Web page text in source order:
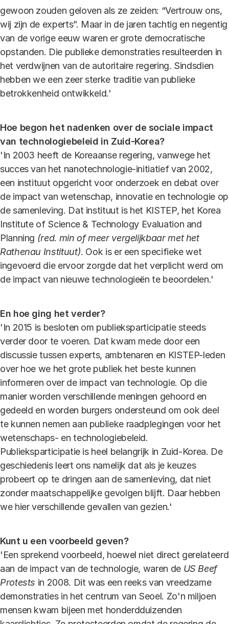
gewoon zouden geloven als ze zeiden: “Vertrouw ons,
wij zijn de experts”. Maar in de jaren tachtig en negentig
van de vorige eeuw waren er grote democratische
opstanden. Die publieke demonstraties resulteerden in
het verdwijnen van de autoritaire regering. Sindsdien
hebben we een zeer sterke traditie van publieke
betrokkenheid ontwikkeld.'
Hoe begon het nadenken over de sociale impact
van technologiebeleid in Zuid-Korea?
'In 2003 heeft de Koreaanse regering, vanwege het
succes van het nanotechnologie-initiatief van 2002,
een instituut opgericht voor onderzoek en debat over
de impact van wetenschap, innovatie en technologie op
de samenleving. Dat instituut is het KISTEP, het Korea
Institute of Science & Technology Evaluation and
Planning (red. min of meer vergelijkbaar met het
Rathenau Instituut). Ook is er een specifieke wet
ingevoerd die ervoor zorgde dat het verplicht werd om
de impact van nieuwe technologieën te beoordelen.'
En hoe ging het verder?
'In 2015 is besloten om publieksparticipatie steeds
verder door te voeren. Dat kwam mede door een
discussie tussen experts, ambtenaren en KISTEP-leden
over hoe we het grote publiek het beste kunnen
informeren over de impact van technologie. Op die
manier worden verschillende meningen gehoord en
gedeeld en worden burgers ondersteund om ook deel
te kunnen nemen aan publieke raadplegingen voor het
wetenschaps- en technologiebeleid.
Publieksparticipatie is heel belangrijk in Zuid-Korea. De
geschiedenis leert ons namelijk dat als je keuzes
probeert op te dringen aan de samenleving, dat niet
zonder maatschappelijke gevolgen blijft. Daar hebben
we hier verschillende gevallen van gezien.'
Kunt u een voorbeeld geven?
'Een sprekend voorbeeld, hoewel niet direct gerelateerd
aan de impact van de technologie, waren de US Beef
Protests in 2008. Dit was een reeks van vreedzame
demonstraties in het centrum van Seoel. Zo'n miljoen
mensen kwam bijeen met honderdduizenden